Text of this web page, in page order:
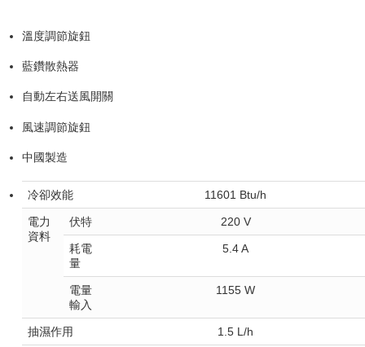
溫度調節旋鈕
藍鑽散熱器
自動左右送風開關
風速調節旋鈕
中國製造
冷卻效能 11601 Btu/h
電力
資料
伏特 220 V
耗電
量
5.4 A
電量
輸入
1155 W
抽濕作用 1.5 L/h